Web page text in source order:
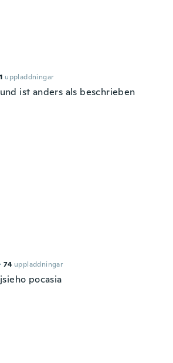
1 uppladdningar
ist anders als beschrieben
· 74 uppladdningar
pocasia